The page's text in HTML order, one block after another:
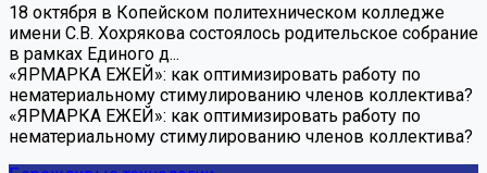
18 октября в Копейском политехническом колледже
имени С.В. Хохрякова состоялось родительское собрание
в рамках Единого д...
«ЯРМАРКА ЕЖЕЙ»: как оптимизировать работу по
нематериальному стимулированию членов коллектива?
«ЯРМАРКА ЕЖЕЙ»: как оптимизировать работу по
нематериальному стимулированию членов коллектива?